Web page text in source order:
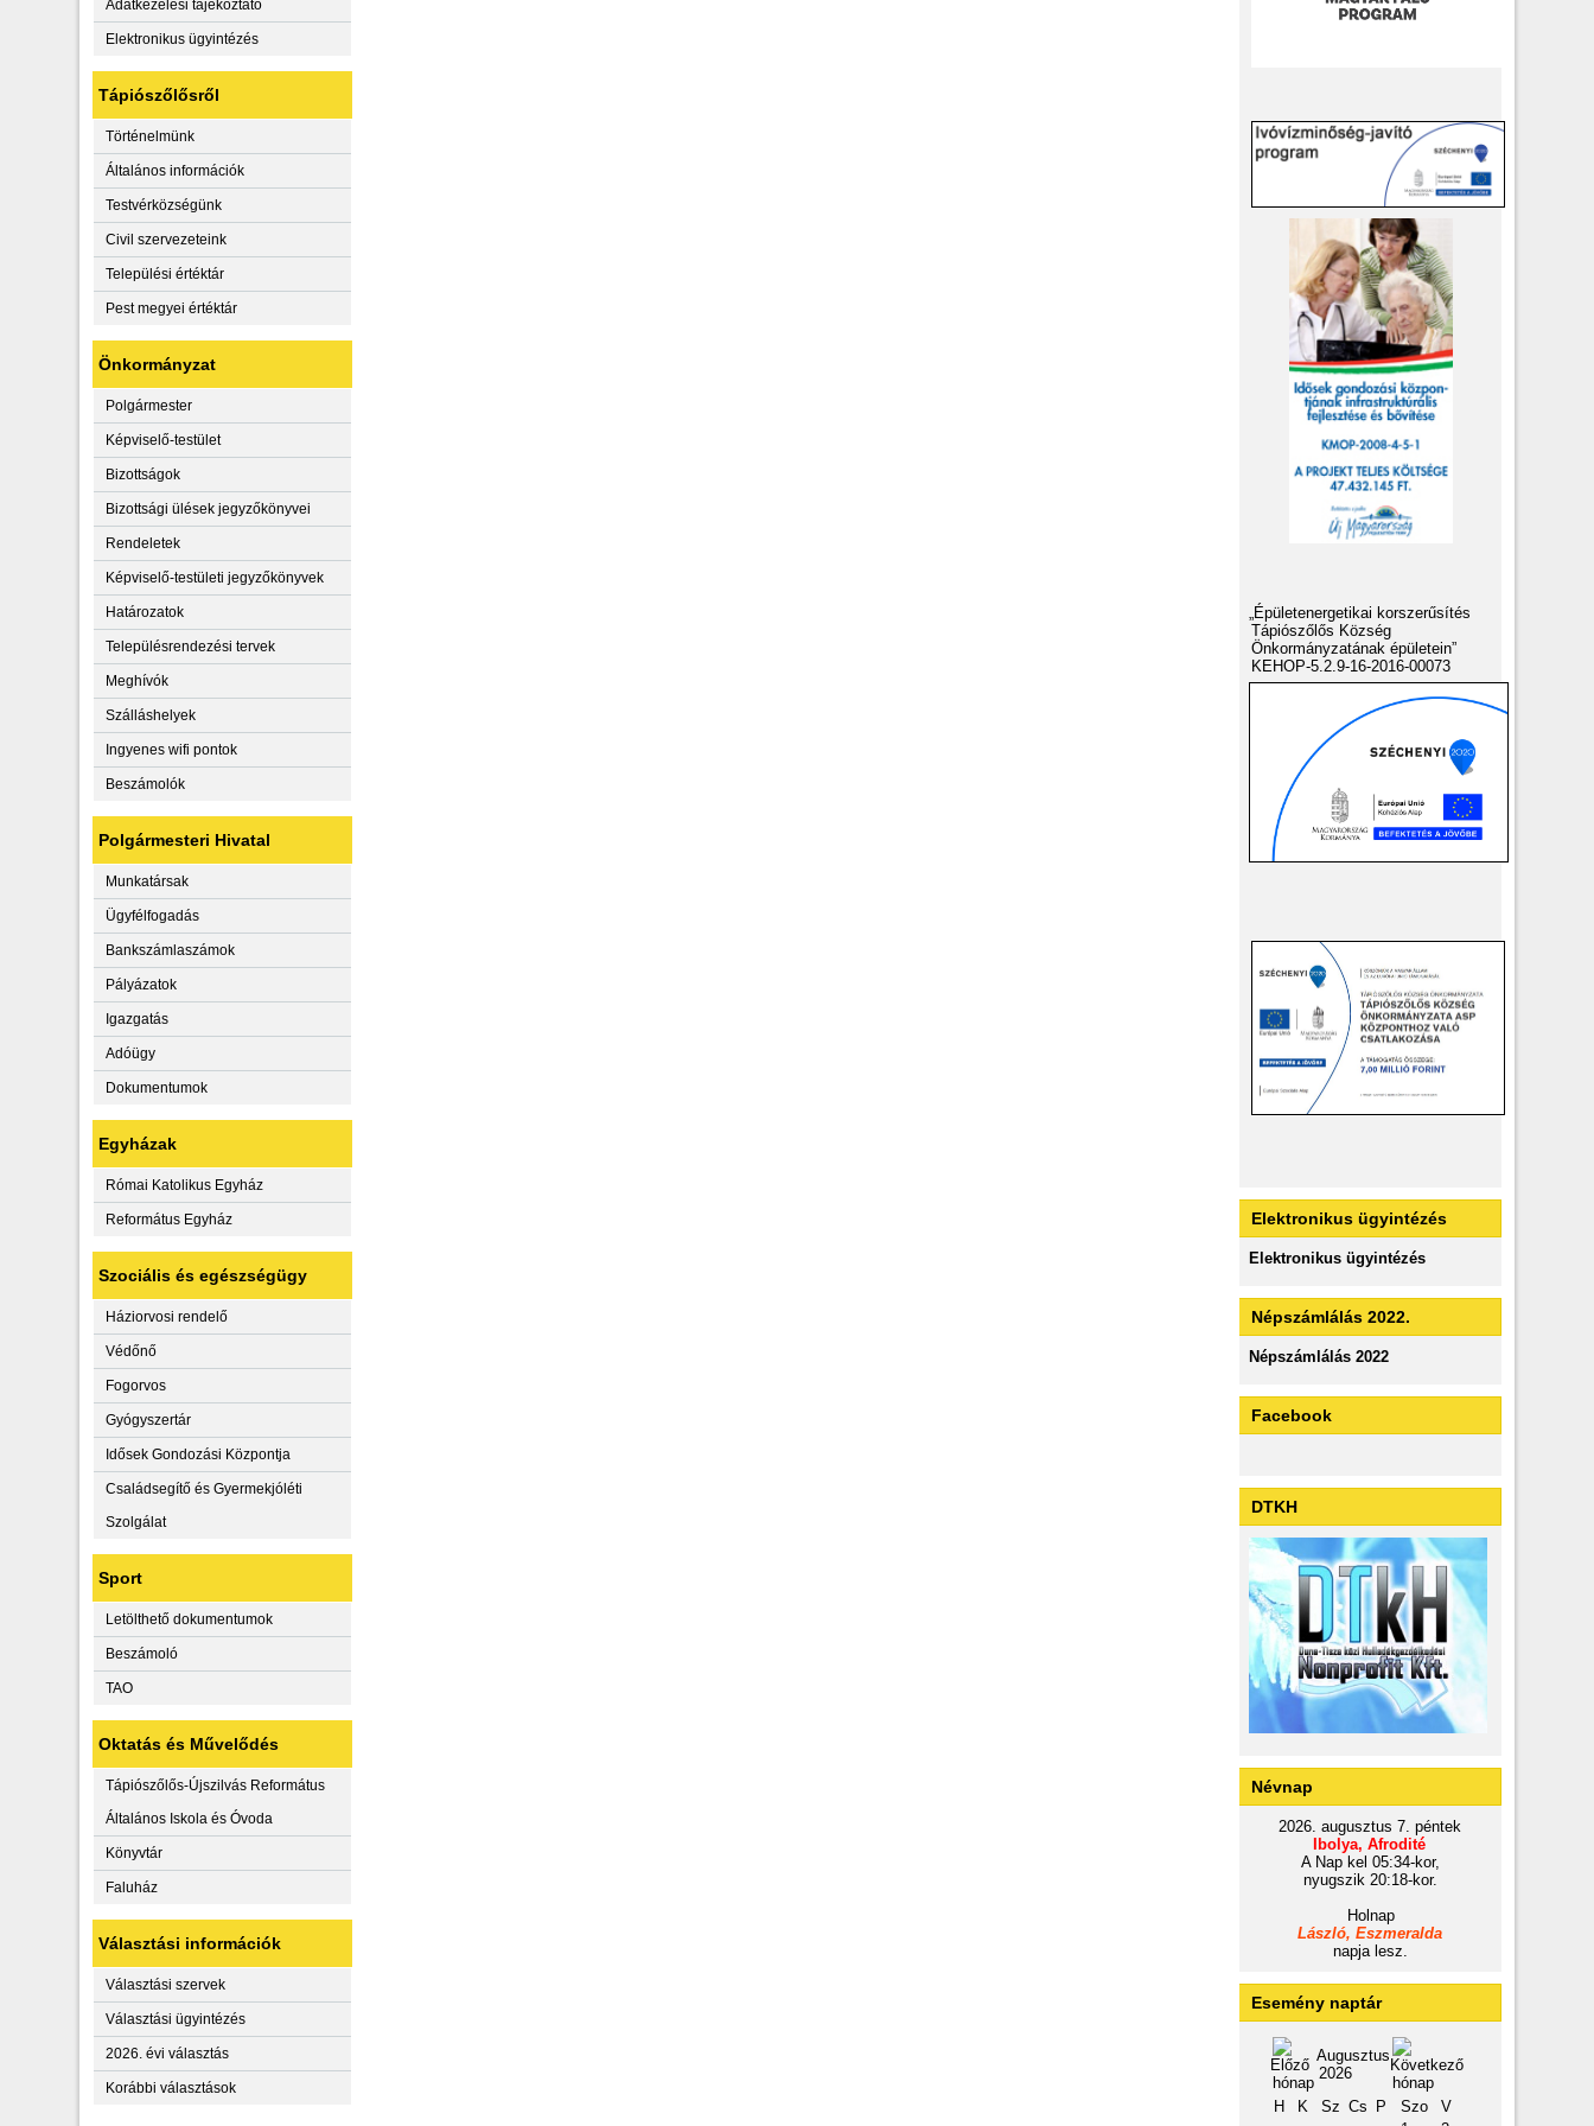
Adatkezelési tájékoztató
Elektronikus ügyintézés
Tápiószőlősről
Történelmünk
Általános információk
Testvérközségünk
Civil szervezeteink
Települési értéktár
Pest megyei értéktár
Önkormányzat
Polgármester
Képviselő-testület
Bizottságok
Bizottsági ülések jegyzőkönyvei
Rendeletek
Képviselő-testületi jegyzőkönyvek
Határozatok
Településrendezési tervek
Meghívók
Szálláshelyek
Ingyenes wifi pontok
Beszámolók
Polgármesteri Hivatal
Munkatársak
Ügyfélfogadás
Bankszámlaszámok
Pályázatok
Igazgatás
Adóügy
Dokumentumok
Egyházak
Római Katolikus Egyház
Református Egyház
Szociális és egészségügy
Háziorvosi rendelő
Védőnő
Fogorvos
Gyógyszertár
Idősek Gondozási Központja
Családsegítő és Gyermekjóléti
Szolgálat
Sport
Letölthető dokumentumok
Beszámoló
TAO
Oktatás és Művelődés
Tápiószőlős-Újszilvás Református
Általános Iskola és Óvoda
Könyvtár
Faluház
Választási információk
Választási szervek
Választási ügyintézés
2026. évi választás
Korábbi választások
„Épületenergetikai korszerűsítés
Tápiószőlős Község
Önkormányzatának épületein”
KEHOP-5.2.9-16-2016-00073
Elektronikus ügyintézés
Elektronikus ügyintézés
Népszámlálás 2022.
Népszámlálás 2022
Facebook
DTKH
Névnap
2026. augusztus 7. péntek
Ibolya, Afrodité
A Nap kel 05:34-kor,
nyugszik 20:18-kor.
Holnap
László, Eszmeralda
napja lesz.
Esemény naptár
Augusztus
2026
H
K Sz Cs P Szo
V